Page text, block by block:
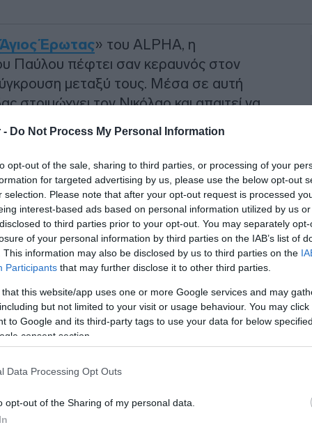
- Do Not Process My Personal Information
opt-out of the sale, sharing to third parties, or processing of your
for targeted advertising by us, please use the below opt-out
selection. Please note that after your opt-out request is processed
interest-based ads based on personal information utilized by us
to third parties prior to your opt-out. You may separately
of your personal information by third parties on the IAB’s list of
This information may also be disclosed by us to third parties on the
Participants that may further disclose it to other third parties.
that this website/app uses one or more Google services and may
but not limited to your visit or usage behaviour. You may
to Google and its third-party tags to use your data for below
consent section.
Data Processing Opt Outs
opt-out of the Sharing of my personal data.
Άγιος Έρωτας» του ALPHA, η
Παύλου πέφτει σαν κεραυνός στον
μεταξύ τους. Μέσα σε αυτή
στριμώχνει τον Νικόλαο και απαιτεί να
επεισόδιο
κόρη του Παύλου, συγκρούεται μαζί της
πλευρά. Την ίδια στιγμή ο πατήρ
αν συγκληθεί δεύτερη φορά
και δημόσια διαπόμπευση.